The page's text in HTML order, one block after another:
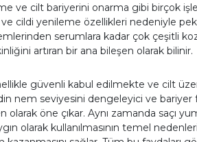
ve cilt bariyerini onarma gibi birçok
ve cildi yenileme özellikleri nedeniyle
serumlara kadar çok çeşitli
artıran bir ana bileşen olarak bilinir.
güvenli kabul edilmekte ve cilt
nem seviyesini dengeleyici ve bariyer
olarak öne çıkar. Aynı zamanda saçı
olarak kullanılmasının temel